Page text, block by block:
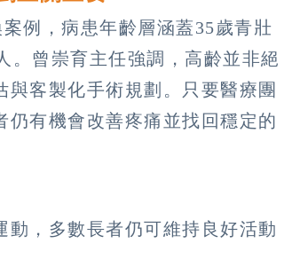
例，病患年齡層涵蓋35歲青壯
。曾崇育主任強調，高齡並非絕
客製化手術規劃。只要醫療團
有機會改善疼痛並找回穩定的
，多數長者仍可維持良好活動